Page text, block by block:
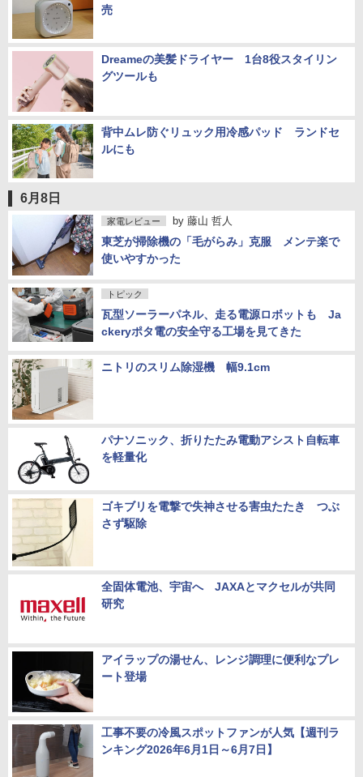
売
Dreameの美髪ドライヤー 1台8役スタイリン
グツールも
背中ムレ防ぐリュック用冷感パッド ランドセ
ルにも
6月8日
家電レビュー by 藤山 哲人
東芝が掃除機の「毛がらみ」克服 メンテ楽で
使いやすかった
トピック
瓦型ソーラーパネル、走る電源ロボットも Ja
ckeryポタ電の安全守る工場を見てきた
ニトリのスリム除湿機 幅9.1cm
パナソニック、折りたたみ電動アシスト自転車
を軽量化
ゴキブリを電撃で失神させる害虫たたき つぶ
さず駆除
全固体電池、宇宙へ JAXAとマクセルが共同
研究
アイラップの湯せん、レンジ調理に便利なプレ
ート登場
工事不要の冷風スポットファンが人気【週刊ラ
ンキング2026年6月1日～6月7日】